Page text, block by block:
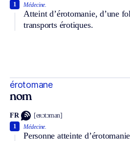
Médecine.
Atteint d’érotomanie, d’une
transports érotiques.
1
érotomane
nom
FR [eʀɔtɔman]
Médecine.
Personne atteinte
1